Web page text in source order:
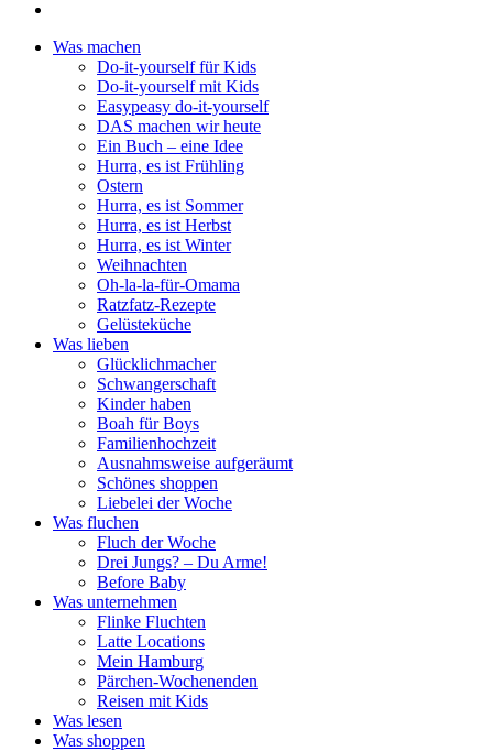
Was machen
Do-it-yourself für Kids
Do-it-yourself mit Kids
Easypeasy do-it-yourself
DAS machen wir heute
Ein Buch – eine Idee
Hurra, es ist Frühling
Ostern
Hurra, es ist Sommer
Hurra, es ist Herbst
Hurra, es ist Winter
Weihnachten
Oh-la-la-für-Omama
Ratzfatz-Rezepte
Gelüsteküche
Was lieben
Glücklichmacher
Schwangerschaft
Kinder haben
Boah für Boys
Familienhochzeit
Ausnahmsweise aufgeräumt
Schönes shoppen
Liebelei der Woche
Was fluchen
Fluch der Woche
Drei Jungs? – Du Arme!
Before Baby
Was unternehmen
Flinke Fluchten
Latte Locations
Mein Hamburg
Pärchen-Wochenenden
Reisen mit Kids
Was lesen
Was shoppen